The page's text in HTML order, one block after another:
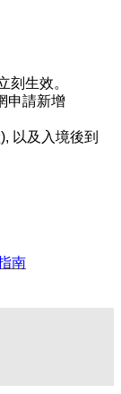
刻生效。
申請新增
以及入境後到
南